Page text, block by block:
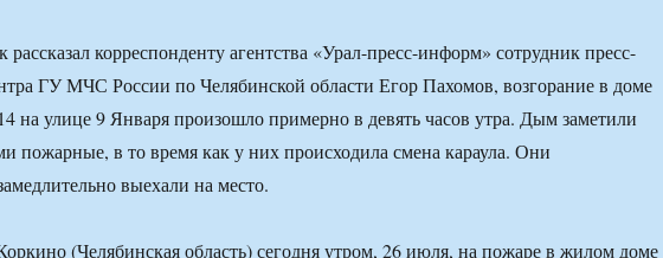
рассказал корреспонденту агентства «Урал-пресс-информ» сотрудник пресс-
ГУ МЧС России по Челябинской области Егор Пахомов, возгорание в доме
на улице 9 Января произошло примерно в девять часов утра. Дым заметили
пожарные, в то время как у них происходила смена караула. Они
выехали на место.
(Челябинская область) сегодня утром, 26 июля, на пожаре в жилом доме